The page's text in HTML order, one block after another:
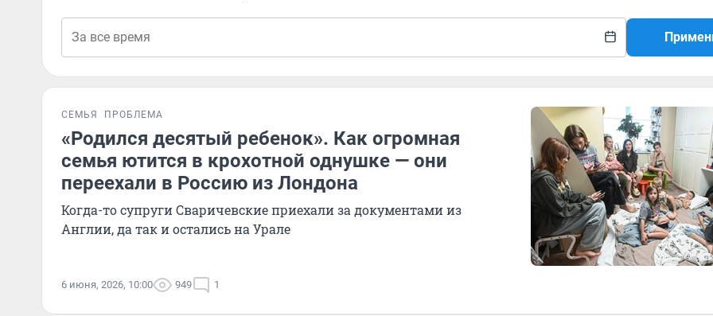
СЕМЬЯ ПРОБЛЕМА
«Родился десятый ребенок». Как огромная
семья ютится в крохотной однушке — они
переехали в Россию из Лондона
Когда-то супруги Сваричевские приехали за документами из
Англии, да так и остались на Урале
6 июня, 2026, 10:00 949 1